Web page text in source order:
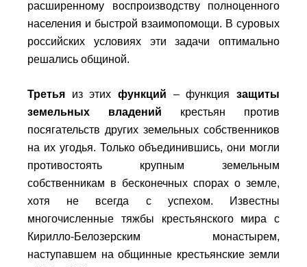
расширенному воспроизводству полноценного
населения и быстрой взаимопомощи. В суровых
российских условиях эти задачи оптимально
решались общиной.
Третья изэтихфункций – функциязащиты
земельных владений крестьян против
посягательств других земельных собственников
на их угодья. Только объединившись, они могли
противостоять крупным земельным
собственникам в бесконечных спорах о земле,
хотя не всегда с успехом. Известны
многочисленные тяжбы крестьянского мира с
Кирилло-Белозерским монастырем,
наступавшем на общинные крестьянские земли